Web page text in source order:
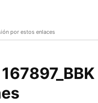
por estos enlaces